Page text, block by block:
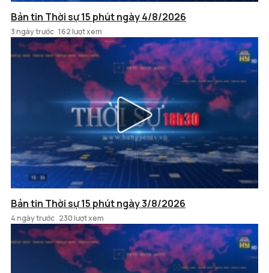
Bản tin Thời sự 15 phút ngày 4/8/2026
3 ngày trước 162 lượt xem
Bản tin Thời sự 15 phút ngày 3/8/2026
4 ngày trước 230 lượt xem